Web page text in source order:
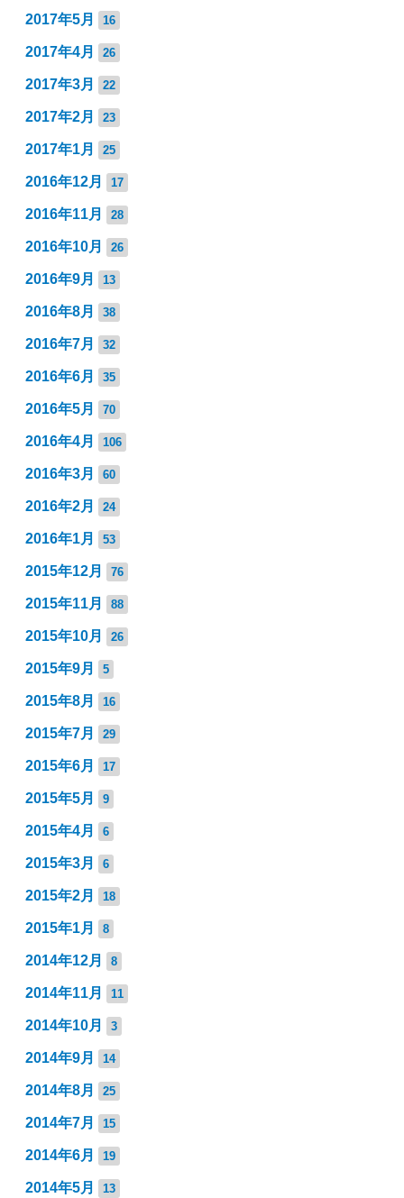
2017年5月 16
2017年4月 26
2017年3月 22
2017年2月 23
2017年1月 25
2016年12月 17
2016年11月 28
2016年10月 26
2016年9月 13
2016年8月 38
2016年7月 32
2016年6月 35
2016年5月 70
2016年4月 106
2016年3月 60
2016年2月 24
2016年1月 53
2015年12月 76
2015年11月 88
2015年10月 26
2015年9月 5
2015年8月 16
2015年7月 29
2015年6月 17
2015年5月 9
2015年4月 6
2015年3月 6
2015年2月 18
2015年1月 8
2014年12月 8
2014年11月 11
2014年10月 3
2014年9月 14
2014年8月 25
2014年7月 15
2014年6月 19
2014年5月 13